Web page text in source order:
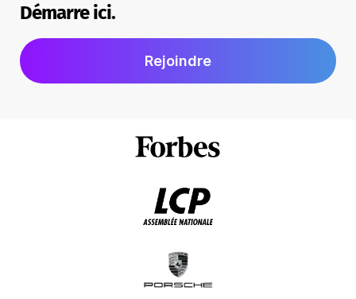
Démarre ici.
Rejoindre